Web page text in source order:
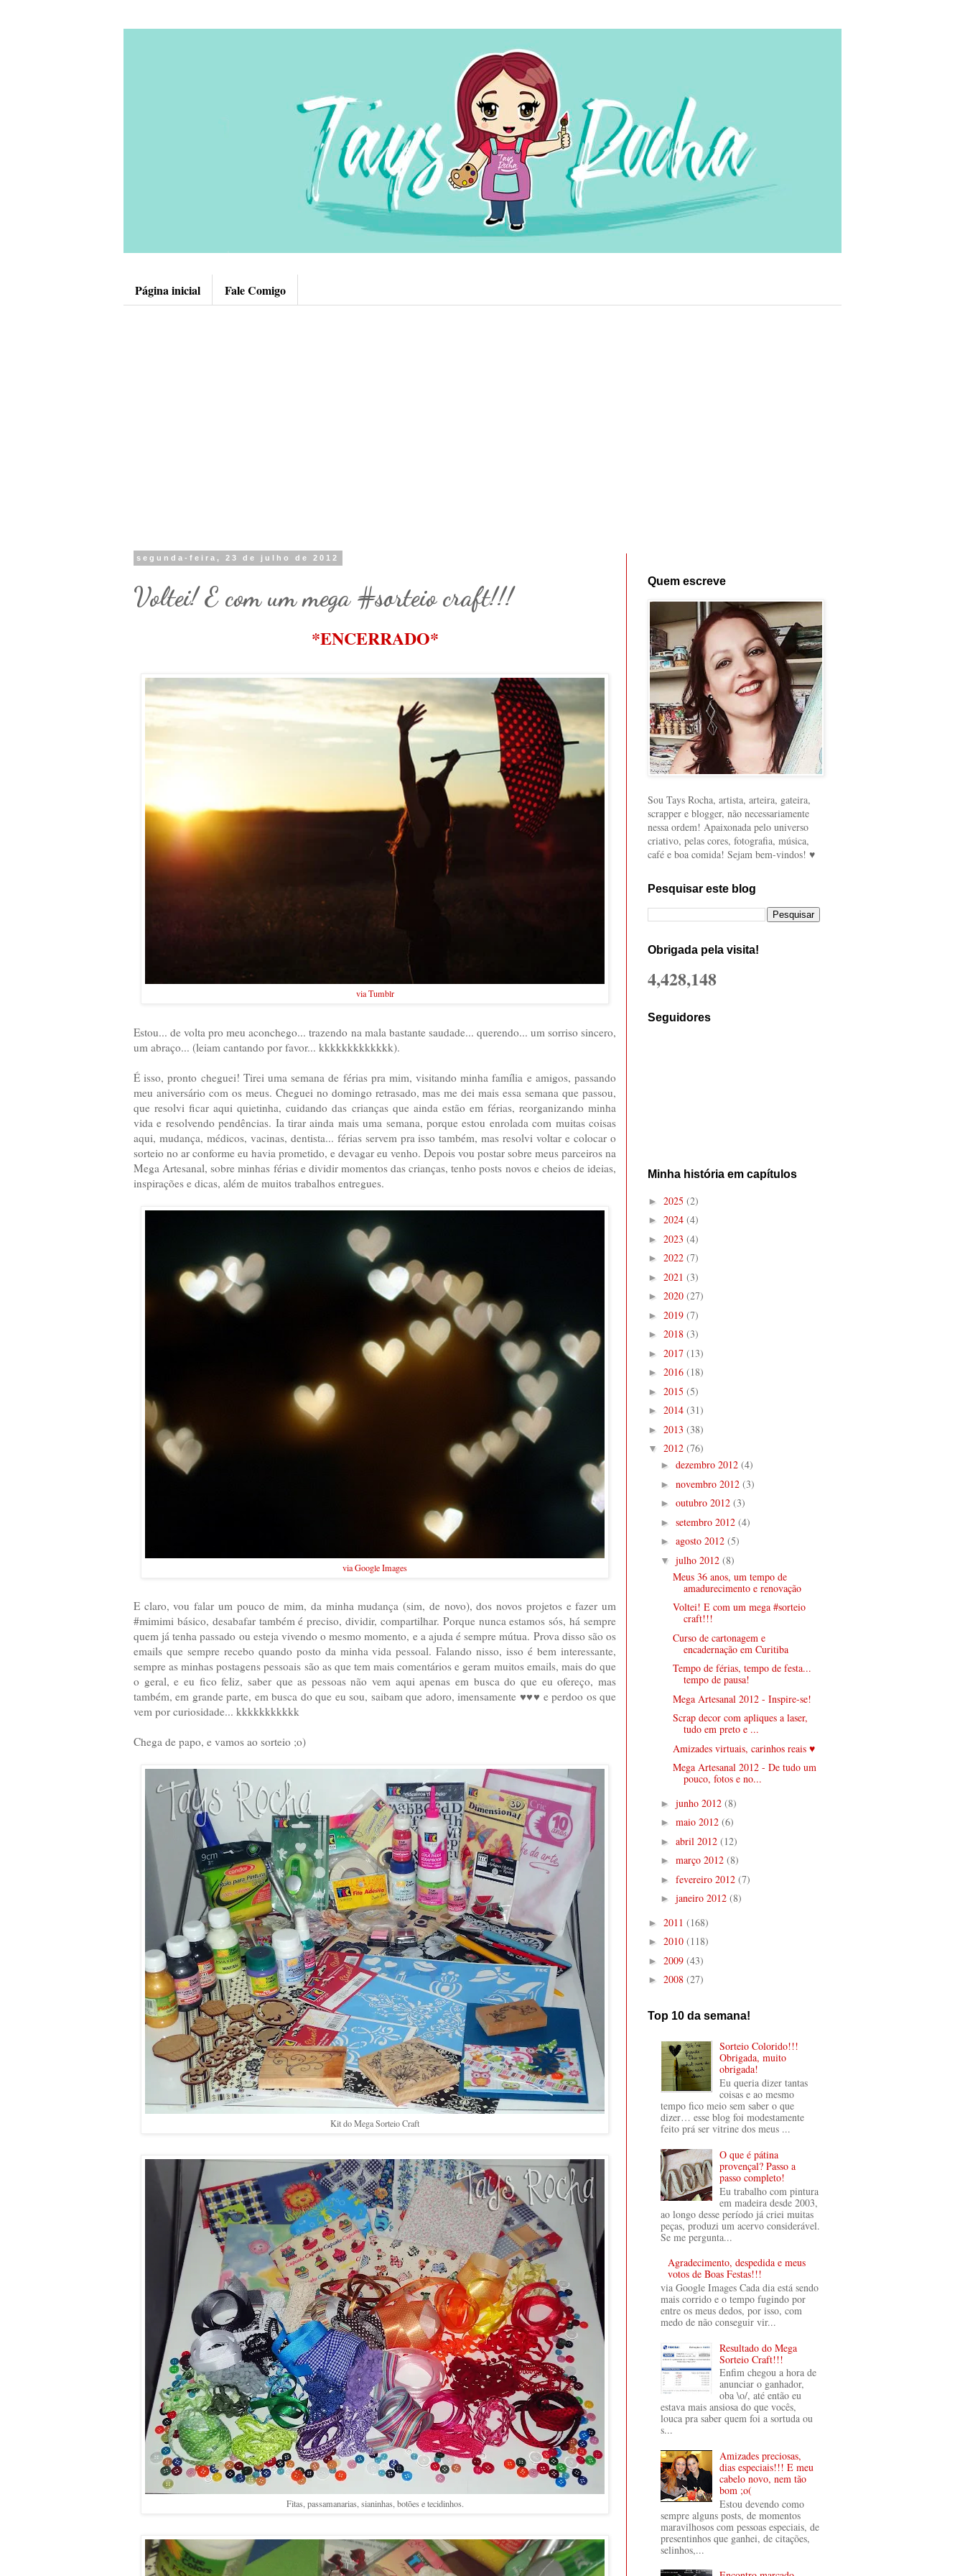
Página inicial Fale Comigo
segunda-feira, 23 de julho de 2012
Voltei! E com um mega #sorteio craft!!!
*ENCERRADO*
via Tumblr
Estou... de volta pro meu aconchego... trazendo na mala bastante saudade... querendo... um sorriso sincero,
um abraço... (leiam cantando por favor... kkkkkkkkkkkkk).
É isso, pronto cheguei! Tirei uma semana de férias pra mim, visitando minha família e amigos, passando
meu aniversário com os meus. Cheguei no domingo retrasado, mas me dei mais essa semana que passou,
que resolvi ficar aqui quietinha, cuidando das crianças que ainda estão em férias, reorganizando minha
vida e resolvendo pendências. Ia tirar ainda mais uma semana, porque estou enrolada com muitas coisas
aqui, mudança, médicos, vacinas, dentista... férias servem pra isso também, mas resolvi voltar e colocar o
sorteio no ar conforme eu havia prometido, e devagar eu venho. Depois vou postar sobre meus parceiros na
Mega Artesanal, sobre minhas férias e dividir momentos das crianças, tenho posts novos e cheios de ideias,
inspirações e dicas, além de muitos trabalhos entregues.
via Google Images
E claro, vou falar um pouco de mim, da minha mudança (sim, de novo), dos novos projetos e fazer um
#mimimi básico, desabafar também é preciso, dividir, compartilhar. Porque nunca estamos sós, há sempre
quem já tenha passado ou esteja vivendo o mesmo momento, e a ajuda é sempre mútua. Prova disso são os
emails que sempre recebo quando posto da minha vida pessoal. Falando nisso, isso é bem interessante,
sempre as minhas postagens pessoais são as que tem mais comentários e geram muitos emails, mais do que
o geral, e eu fico feliz, saber que as pessoas não vem aqui apenas em busca do que eu ofereço, mas
também, em grande parte, em busca do que eu sou, saibam que adoro, imensamente ♥♥♥ e perdoo os que
vem por curiosidade... kkkkkkkkkkk
Chega de papo, e vamos ao sorteio ;o)
Kit do Mega Sorteio Craft
Fitas, passamanarias, sianinhas, botões e tecidinhos.
Quem escreve
Sou Tays Rocha, artista, arteira, gateira,
scrapper e blogger, não necessariamente
nessa ordem! Apaixonada pelo universo
criativo, pelas cores, fotografia, música,
café e boa comida! Sejam bem-vindos! ♥
Pesquisar este blog
Obrigada pela visita!
4,428,148
Seguidores
Minha história em capítulos
► 2025 (2)
► 2024 (4)
► 2023 (4)
► 2022 (7)
► 2021 (3)
► 2020 (27)
► 2019 (7)
► 2018 (3)
► 2017 (13)
► 2016 (18)
► 2015 (5)
► 2014 (31)
► 2013 (38)
▼ 2012 (76)
► dezembro 2012 (4)
► novembro 2012 (3)
► outubro 2012 (3)
► setembro 2012 (4)
► agosto 2012 (5)
▼ julho 2012 (8)
Meus 36 anos, um tempo de
amadurecimento e renovação
Voltei! E com um mega #sorteio
craft!!!
Curso de cartonagem e
encadernação em Curitiba
Tempo de férias, tempo de festa...
tempo de pausa!
Mega Artesanal 2012 - Inspire-se!
Scrap decor com apliques a laser,
tudo em preto e ...
Amizades virtuais, carinhos reais ♥
Mega Artesanal 2012 - De tudo um
pouco, fotos e no...
► junho 2012 (8)
► maio 2012 (6)
► abril 2012 (12)
► março 2012 (8)
► fevereiro 2012 (7)
► janeiro 2012 (8)
► 2011 (168)
► 2010 (118)
► 2009 (43)
► 2008 (27)
Top 10 da semana!
Sorteio Colorido!!!
Obrigada, muito
obrigada!
Eu queria dizer tantas
coisas e ao mesmo
tempo fico meio sem saber o que
dizer… esse blog foi modestamente
feito prá ser vitrine dos meus ...
O que é pátina
provençal? Passo a
passo completo!
Eu trabalho com pintura
em madeira desde 2003,
ao longo desse período já criei muitas
peças, produzi um acervo considerável.
Se me pergunta...
Agradecimento, despedida e meus
votos de Boas Festas!!!
via Google Images Cada dia está sendo
mais corrido e o tempo fugindo por
entre os meus dedos, por isso, com
medo de não conseguir vir...
Resultado do Mega
Sorteio Craft!!!
Enfim chegou a hora de
anunciar o ganhador,
oba \o/, até então eu
estava mais ansiosa do que vocês,
louca pra saber quem foi a sortuda ou
s...
Amizades preciosas,
dias especiais!!! E meu
cabelo novo, nem tão
bom ;o(
Estou devendo como
sempre alguns posts, de momentos
maravilhosos com pessoas especiais, de
presentinhos que ganhei, de citações,
selinhos,...